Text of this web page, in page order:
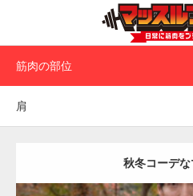
筋肉の部位
肩
秋冬コーデな